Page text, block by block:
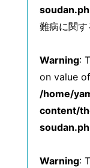
難病に関す
Warning:
on value
/home/
content/
Warning: